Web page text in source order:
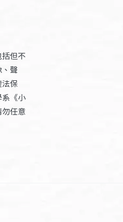
但不
聲
保
《小
任意